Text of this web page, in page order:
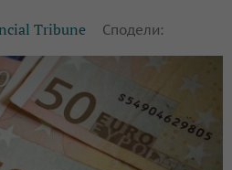
Tribune Сподели: